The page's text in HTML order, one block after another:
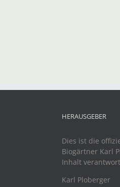
HERAUSGEBER
Dies ist die
Biogärtner Karl
Inhalt
Karl Ploberger